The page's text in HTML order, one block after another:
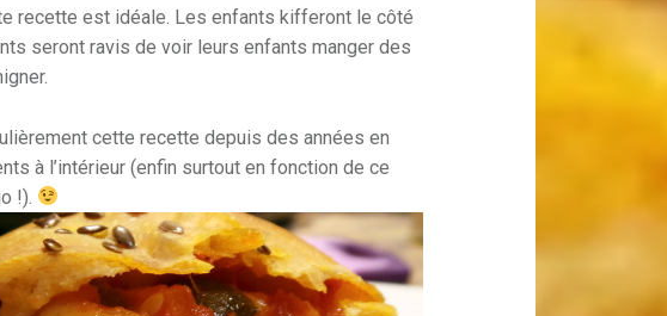
recette est idéale. Les enfants kifferont le côté
seront ravis de voir leurs enfants manger des
cette recette depuis des années en
à l’intérieur (enfin surtout en fonction de ce
!).